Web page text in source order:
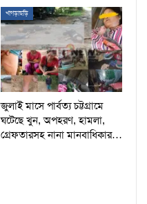
খাগড়াছড়ি
জুলাই মাসে পার্বত্য চট্টগ্রামে
ঘটেছে খুন, অপহরণ, হামলা,
গ্রেফতারসহ নানা মানবাধিকার…